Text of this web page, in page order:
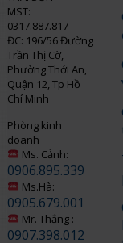
MST:
0317.887.817
ĐC: 196/56 Đường
Trần Thị Cờ,
Phường Thới An,
Quận 12, Tp Hồ
Chí Minh
Phòng kinh
doanh
Ms. Cảnh:
0906.895.339
Ms.Hà:
0905.679.001
Mr. Thắng :
0907.398.012